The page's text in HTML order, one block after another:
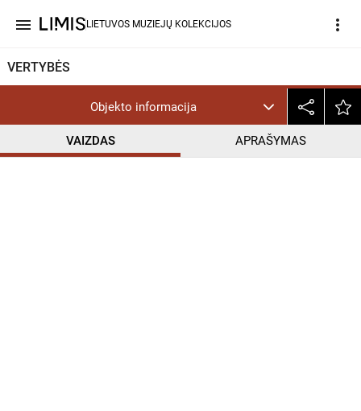
menu LIETUVOS MUZIEJŲ KOLEKCIJOS more_vert
VERTYBĖS
Objekto informacija
VAIZDAS APRAŠYMAS